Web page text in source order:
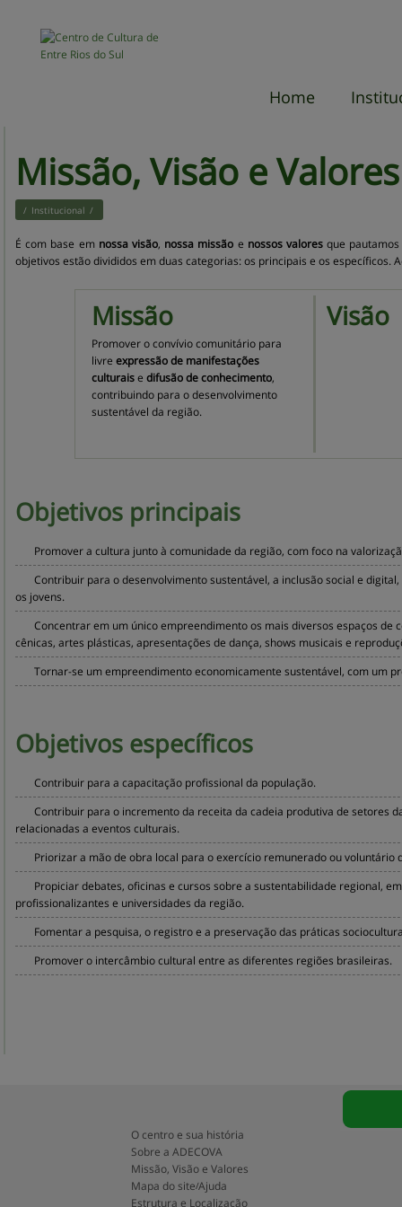
Home
Missão, Visão e Valores
/ Institucional /
É com base em nossa visão, nossa missão e nossos valores que
objetivos estão divididos em duas categorias: os principais e os específicos.
Missão
Promover o convívio comunitário para
livre expressão de manifestações
culturaise difusão de conhecimento,
contribuindo para o desenvolvimento
sustentável da região.
Visão
Objetivos principais
Promover a cultura junto à comunidade da região, com foco na
Contribuir para o desenvolvimento sustentável, a inclusão social e
os jovens.
Concentrar em um único empreendimento os mais diversos espaços
cênicas, artes plásticas, apresentações de dança, shows musicais e
Tornar-se um empreendimento economicamente sustentável, com um
Objetivos específicos
Contribuir para a capacitação profissional da população.
Contribuir para o incremento da receita da cadeia produtiva de setores
relacionadas a eventos culturais.
Priorizar a mão de obra local para o exercício remunerado ou voluntário
Propiciar debates, oficinas e cursos sobre a sustentabilidade regional,
profissionalizantes e universidades da região.
Fomentar a pesquisa, o registro e a preservação das práticas
Promover o intercâmbio cultural entre as diferentes regiões brasileiras.
O centro e sua história
Sobre a ADECOVA
Missão, Visão e Valores
Mapa do site/Ajuda
Estrutura e Localização